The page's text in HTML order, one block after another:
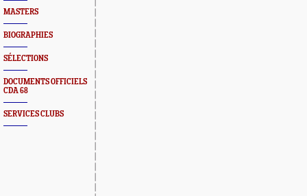
MASTERS
BIOGRAPHIES
SÉLECTIONS
DOCUMENTS OFFICIELS
CDA 68
SERVICES CLUBS